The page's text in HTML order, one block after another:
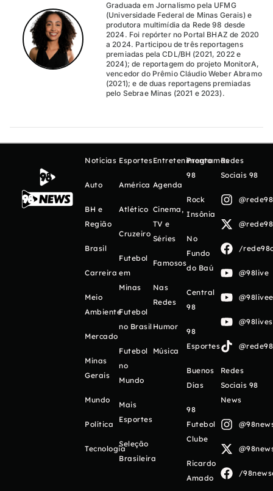
Graduada em Jornalismo pela UFMG
(Universidade Federal de Minas Gerais) e
produtora multimídia da Rede 98 desde
2024. Foi repórter no Portal BHAZ de 2020
a 2024. Participou de três reportagens
premiadas pela CDL/BH (2021, 2022 e
2024); de reportagem do projeto MonitorA,
vencedor do Prêmio Cláudio Weber Abramo
(2021); e de duas reportagens premiadas
pelo Sebrae Minas (2021 e 2023).
Notícias
Auto
BH e
Região
Brasil
Carreira
Meio
Ambiente
Mercado
Minas
Gerais
Mundo
Política
Tecnologia
Esportes
América
Atlético
Cruzeiro
Futebol
em
Minas
Futebol
no Brasil
Futebol
no
Mundo
Mais
Esportes
Seleção
Brasileira
Entretenimento
Agenda
Cinema,
TV e
Séries
Famosos
Nas
Redes
Humor
Música
Programas
98
Rock
Insônia
No
Fundo
do Baú
Central
98
98
Esportes
Buenos
Días
98
Futebol
Clube
Ricardo
Amado
Redes
Sociais 98
/
@98live
Redes
Sociais 98
News
/